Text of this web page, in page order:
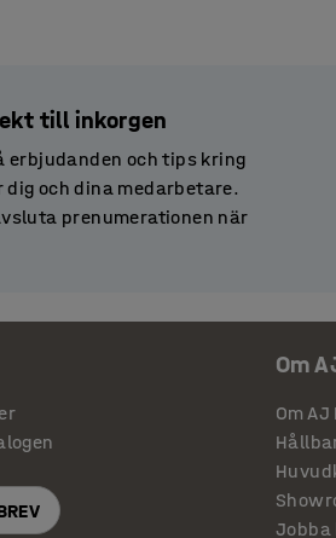
till inkorgen
erbjudanden och tips kring
och dina medarbetare.
prenumerationen när
Om
Om
Jobba